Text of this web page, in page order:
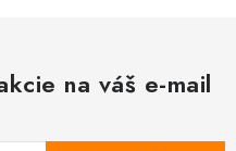
na váš e-mail